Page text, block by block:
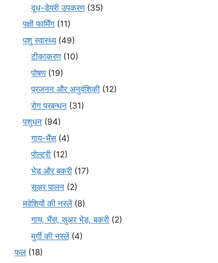
दूध-डेयरी उपकरण(35)
पक्षी फार्मिंग (11)
पशु स्वास्थ्य(49)
टीकाकरण(10)
पोषण(19)
प्रजनन और अनुवंशिकी (12)
रोग प्रबन्धन (31)
पशुधन (94)
गाय-भैंस(4)
पोल्ट्री (12)
भेड़ और बकरी (17)
सूअर पालन (2)
मवेशियों की नस्लें(8)
गाय, भैंस, सुअर भेड़, बकरी (2)
मुर्गी की नस्लें(4)
फल(18)